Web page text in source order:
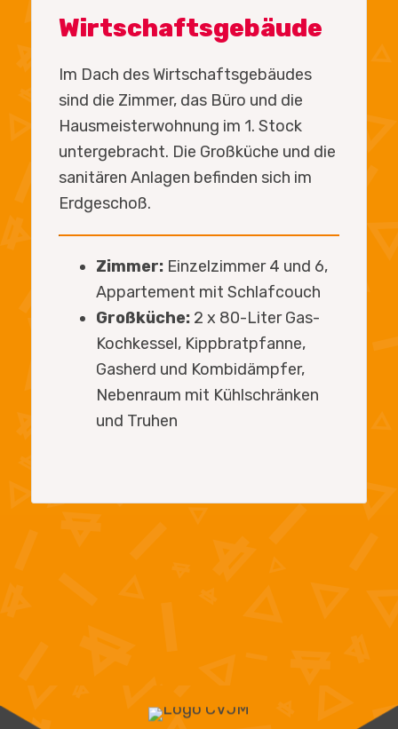
Wirtschaftsgebäude
Im Dach des Wirtschaftsgebäudes
sind die Zimmer, das Büro und die
Hausmeisterwohnung im 1. Stock
untergebracht. Die Großküche und die
sanitären Anlagen befinden sich im
Erdgeschoß.
Zimmer: Einzelzimmer 4 und 6,
Appartement mit Schlafcouch
Großküche: 2 x 80-Liter Gas-
Kochkessel, Kippbratpfanne,
Gasherd und Kombidämpfer,
Nebenraum mit Kühlschränken
und Truhen